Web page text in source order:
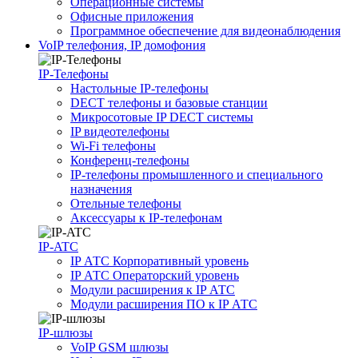
Офисные приложения
Программное обеспечение для видеонаблюдения
VoIP телефония, IP домофония
IP-Телефоны
Настольные IP-телефоны
DECT телефоны и базовые станции
Микросотовые IP DECT системы
IP видеотелефоны
Wi-Fi телефоны
Конференц-телефоны
IP-телефоны промышленного и специального
назначения
Отельные телефоны
Аксессуары к IP-телефонам
IP-ATC
IP АТС Корпоративный уровень
IP АТС Операторский уровень
Модули расширения к IP АТС
Модули расширения ПО к IP АТС
IP-шлюзы
VoIP GSM шлюзы